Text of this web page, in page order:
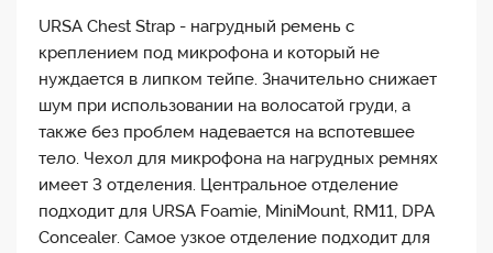
URSA Chest Strap - нагрудный ремень с
креплением под микрофона и который не
нуждается в липком тейпе. Значительно снижает
шум при использовании на волосатой груди, а
также без проблем надевается на вспотевшее
тело. Чехол для микрофона на нагрудных ремнях
имеет 3 отделения. Центральное отделение
подходит для URSA Foamie, MiniMount, RM11, DPA
Concealer. Самое узкое отделение подходит для